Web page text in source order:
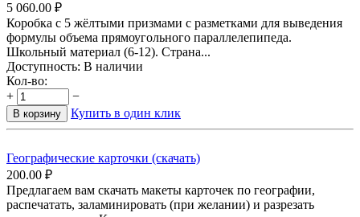
5 060.00 ₽
Коробка с 5 жёлтыми призмами с разметками для выведения
формулы объема прямоугольного параллелепипеда.
Школьный материал (6-12). Страна...
Доступность: В наличии
Кол-во:
+
−
В корзину Купить в один клик
Географические карточки (скачать)
200.00 ₽
Предлагаем вам скачать макеты карточек по географии,
распечатать, заламинировать (при желании) и разрезать